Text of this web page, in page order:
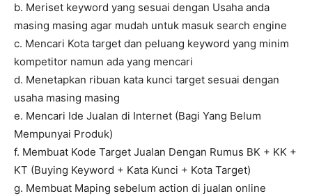
b. Meriset keyword yang sesuai dengan Usaha anda
masing masing agar mudah untuk masuk search engine
c. Mencari Kota target dan peluang keyword yang minim
kompetitor namun ada yang mencari
d. Menetapkan ribuan kata kunci target sesuai dengan
usaha masing masing
e. Mencari Ide Jualan di Internet (Bagi Yang Belum
Mempunyai Produk)
f. Membuat Kode Target Jualan Dengan Rumus BK + KK +
KT (Buying Keyword + Kata Kunci + Kota Target)
g. Membuat Maping sebelum action di jualan online